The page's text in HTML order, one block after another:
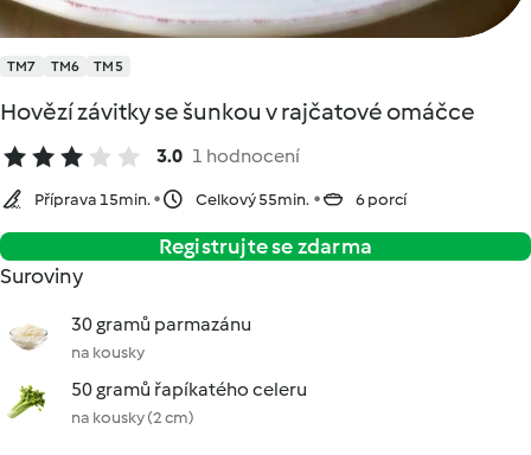
TM7 TM6 TM5
Hovězí závitky se šunkou v rajčatové omáčce
3.0 1 hodnocení
Příprava 15min. Celkový 55min. 6 porcí
Registrujte se zdarma
Suroviny
30 gramů parmazánu
na kousky
50 gramů řapíkatého celeru
na kousky (2 cm)